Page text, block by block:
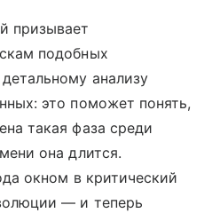
призывает
подобных
анализу
это поможет понять,
такая фаза среди
она длится.
окном в критический
— и теперь